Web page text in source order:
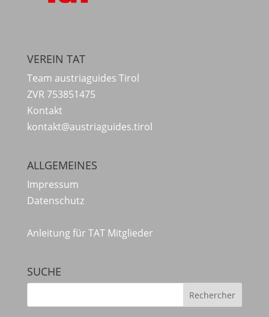
VEREIN TAT
Team austriaguides Tirol
ZVR 753851475
Kontakt
kontakt@austriaguides.tirol
ALLGEMEINES
Impressum
Datenschutz
Anleitung für TAT Mitglieder
SUCHE